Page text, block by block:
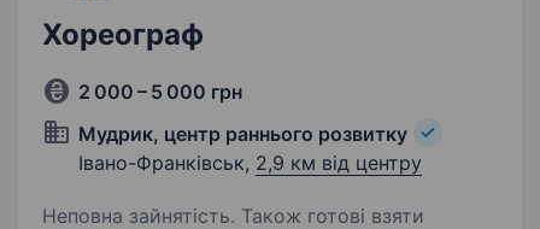
Хореограф
2 000 – 5 000 грн
Мудрик, центр раннього розвитку
Івано-Франківськ, 2,9 км від центру
Неповна зайнятість. Також готові взяти